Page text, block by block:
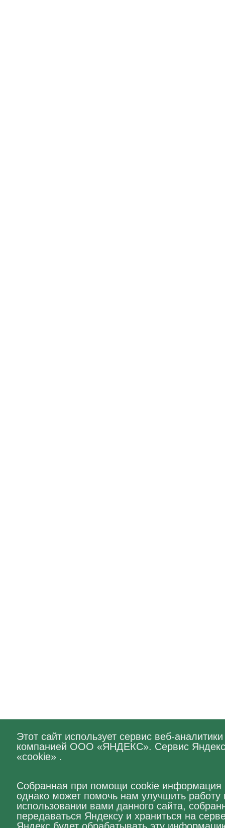
Этот сайт использует сервис веб-
компанией ООО «ЯНДЕКС». Сервис Яндекс
«cookie» .
Собранная при помощи cookie информация
однако может помочь нам улучшить
использовании вами данного сайта,
передаваться Яндексу и храниться на